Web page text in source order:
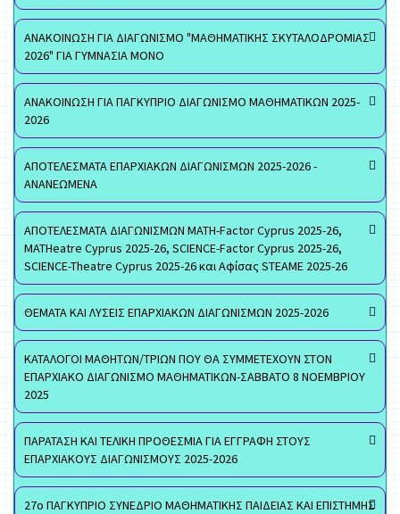
ΑΝΑΚΟΙΝΩΣΗ ΓΙΑ ΔΙΑΓΩΝΙΣΜΟ "ΜΑΘΗΜΑΤΙΚΗΣ ΣΚΥΤΑΛΟΔΡΟΜΙΑΣ
2026" ΓΙΑ ΓΥΜΝΑΣΙΑ ΜΟΝΟ
ΑΝΑΚΟΙΝΩΣΗ ΓΙΑ ΠΑΓΚΥΠΡΙΟ ΔΙΑΓΩΝΙΣΜΟ ΜΑΘΗΜΑΤΙΚΩΝ 2025-
2026
ΑΠΟΤΕΛΕΣΜΑΤΑ ΕΠΑΡΧΙΑΚΩΝ ΔΙΑΓΩΝΙΣΜΩΝ 2025-2026 -
ΑΝΑΝΕΩΜΕΝΑ
ΑΠΟΤΕΛΕΣΜΑΤΑ ΔΙΑΓΩΝΙΣΜΩΝ MATH-Factor Cyprus 2025-26,
MATHeatre Cyprus 2025-26, SCIENCE-Factor Cyprus 2025-26,
SCIENCE-Theatre Cyprus 2025-26 και Αφίσας STEAME 2025-26
ΘΕΜΑΤΑ ΚΑΙ ΛΥΣΕΙΣ ΕΠΑΡΧΙΑΚΩΝ ΔΙΑΓΩΝΙΣΜΩΝ 2025-2026
ΚΑΤΑΛΟΓΟΙ ΜΑΘΗΤΩΝ/ΤΡΙΩΝ ΠΟΥ ΘΑ ΣΥΜΜΕΤΕΧΟΥΝ ΣΤΟΝ
ΕΠΑΡΧΙΑΚΟ ΔΙΑΓΩΝΙΣΜΟ ΜΑΘΗΜΑΤΙΚΩΝ-ΣΑΒΒΑΤΟ 8 ΝΟΕΜΒΡΙΟΥ
2025
ΠΑΡΑΤΑΣΗ ΚΑΙ ΤΕΛΙΚΗ ΠΡΟΘΕΣΜΙΑ ΓΙΑ ΕΓΓΡΑΦΗ ΣΤΟΥΣ
ΕΠΑΡΧΙΑΚΟΥΣ ΔΙΑΓΩΝΙΣΜΟΥΣ 2025-2026
27ο ΠΑΓΚΥΠΡΙΟ ΣΥΝΕΔΡΙΟ ΜΑΘΗΜΑΤΙΚΗΣ ΠΑΙΔΕΙΑΣ ΚΑΙ ΕΠΙΣΤΗΜΗΣ